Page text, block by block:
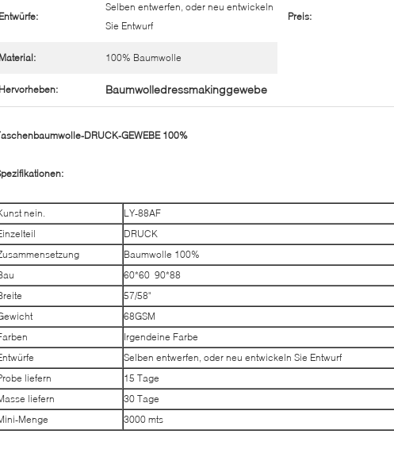
Entwürfe:
Selben entwerfen, oder neu entwickeln
Sie Entwurf
Preis:
Material: 100% Baumwolle
Hervorheben: Baumwolledressmakinggewebe
DRUCK-GEWEBE 100%
nein.
LY-88AF
DRUCK
Baumwolle 100%
60*60 90*88
57/58"
68GSM
Irgendeine Farbe
Selben entwerfen, oder neu entwickeln Sie Entwurf
liefern
15 Tage
liefern
30 Tage
Menge
3000 mts